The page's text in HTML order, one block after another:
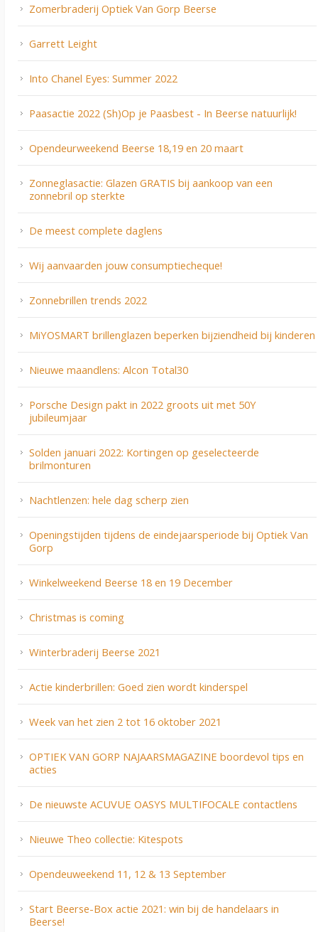
Zomerbraderij Optiek Van Gorp Beerse
Garrett Leight
Into Chanel Eyes: Summer 2022
Paasactie 2022 (Sh)Op je Paasbest - In Beerse natuurlijk!
Opendeurweekend Beerse 18,19 en 20 maart
Zonneglasactie: Glazen GRATIS bij aankoop van een
zonnebril op sterkte
De meest complete daglens
Wij aanvaarden jouw consumptiecheque!
Zonnebrillen trends 2022
MiYOSMART brillenglazen beperken bijziendheid bij kinderen
Nieuwe maandlens: Alcon Total30
Porsche Design pakt in 2022 groots uit met 50Y
jubileumjaar
Solden januari 2022: Kortingen op geselecteerde
brilmonturen
Nachtlenzen: hele dag scherp zien
Openingstijden tijdens de eindejaarsperiode bij Optiek Van
Gorp
Winkelweekend Beerse 18 en 19 December
Christmas is coming
Winterbraderij Beerse 2021
Actie kinderbrillen: Goed zien wordt kinderspel
Week van het zien 2 tot 16 oktober 2021
OPTIEK VAN GORP NAJAARSMAGAZINE boordevol tips en
acties
De nieuwste ACUVUE OASYS MULTIFOCALE contactlens
Nieuwe Theo collectie: Kitespots
Opendeuweekend 11, 12 & 13 September
Start Beerse-Box actie 2021: win bij de handelaars in
Beerse!